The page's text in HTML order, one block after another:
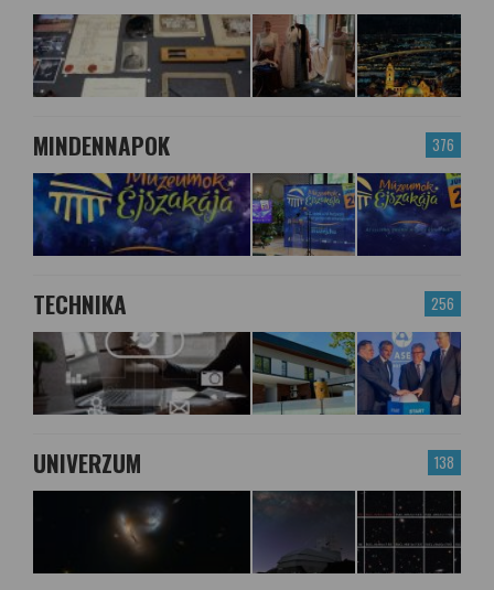
376
MINDENNAPOK
256
TECHNIKA
138
UNIVERZUM